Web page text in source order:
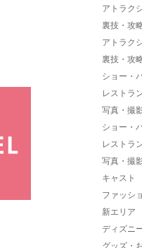
アトラク
裏技・攻
アトラク
裏技・攻
ショー・
レストラ
写真・撮
ショー・
レストラ
写真・撮
キャスト
ファッシ
新エリア
ディズニ
グッズ・